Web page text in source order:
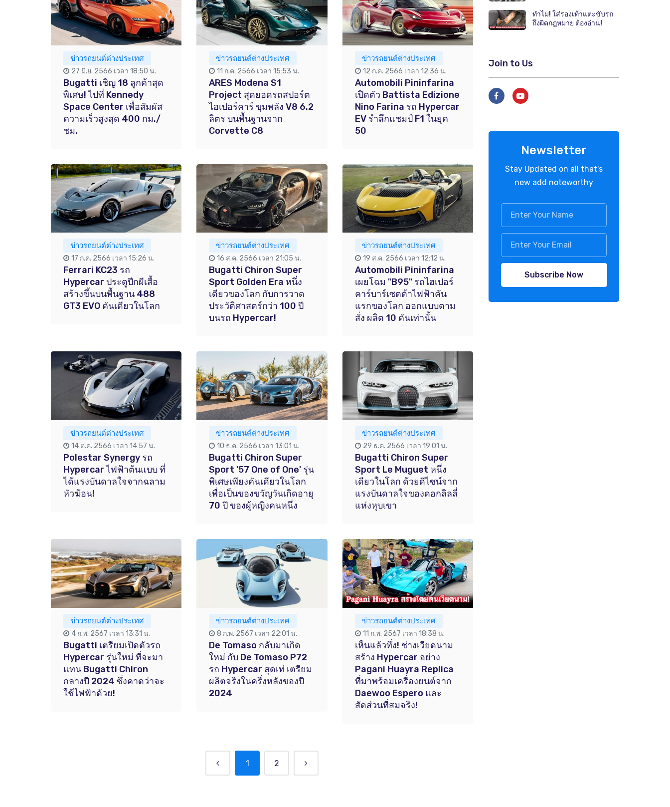
ข่าวรถยนต์ต่างประเทศ
27 มิ.ย. 2566 เวลา 18:50 น.
Bugatti เชิญ 18 ลูกค้าสุด
พิเศษ! ไปที่ Kennedy
Space Center เพื่อสัมผัส
ความเร็วสูงสุด 400 กม./
ชม.
ข่าวรถยนต์ต่างประเทศ
11 ก.ค. 2566 เวลา 15:53 น.
ARES Modena S1
Project สุดยอดรถสปอร์ต
ไฮเปอร์คาร์ ขุมพลัง V8 6.2
ลิตร บนพื้นฐานจาก
Corvette C8
ข่าวรถยนต์ต่างประเทศ
12 ก.ค. 2566 เวลา 12:36 น.
Automobili Pininfarina
เปิดตัว Battista Edizione
Nino Farina รถ Hypercar
EV รำลึกแชมป์ F1 ในยุค
50
ข่าวรถยนต์ต่างประเทศ
17 ก.ค. 2566 เวลา 15:26 น.
Ferrari KC23 รถ
Hypercar ประตูปีกผีเสื้อ
สร้างขึ้นบนพื้นฐาน 488
GT3 EVO คันเดียวในโลก
ข่าวรถยนต์ต่างประเทศ
16 ส.ค. 2566 เวลา 21:05 น.
Bugatti Chiron Super
Sport Golden Era หนึ่ง
เดียวของโลก กับการวาด
ประวัติศาสตร์กว่า 100 ปี
บนรถ Hypercar!
ข่าวรถยนต์ต่างประเทศ
19 ส.ค. 2566 เวลา 12:12 น.
Automobili Pininfarina
เผยโฉม "B95" รถไฮเปอร์
คาร์บาร์เซตต้าไฟฟ้าคัน
แรกของโลก ออกแบบตาม
สั่ง ผลิต 10 คันเท่านั้น
ข่าวรถยนต์ต่างประเทศ
14 ต.ค. 2566 เวลา 14:57 น.
Polestar Synergy รถ
Hypercar ไฟฟ้าต้นแบบ ที่
ได้แรงบันดาลใจจากฉลาม
หัวฆ้อน!
ข่าวรถยนต์ต่างประเทศ
10 ธ.ค. 2566 เวลา 13:01 น.
Bugatti Chiron Super
Sport '57 One of One' รุ่น
พิเศษเพียงคันเดียวในโลก
เพื่อเป็นของขวัญวันเกิดอายุ
70 ปี ของผู้หญิงคนหนึ่ง
ข่าวรถยนต์ต่างประเทศ
29 ธ.ค. 2566 เวลา 19:01 น.
Bugatti Chiron Super
Sport Le Muguet หนึ่ง
เดียวในโลก ด้วยดีไซน์จาก
แรงบันดาลใจของดอกลิลลี่
แห่งหุบเขา
ข่าวรถยนต์ต่างประเทศ
4 ก.พ. 2567 เวลา 13:31 น.
Bugatti เตรียมเปิดตัวรถ
Hypercar รุ่นใหม่ ที่จะมา
แทน Bugatti Chiron
กลางปี 2024 ซึ่งคาดว่าจะ
ใช้ไฟฟ้าด้วย!
ข่าวรถยนต์ต่างประเทศ
8 ก.พ. 2567 เวลา 22:01 น.
De Tomaso กลับมาเกิด
ใหม่ กับ De Tomaso P72
รถ Hypercar สุดเท่ เตรียม
ผลิตจริงในครึ่งหลังของปี
2024
ข่าวรถยนต์ต่างประเทศ
11 ก.พ. 2567 เวลา 18:38 น.
เห็นแล้วทึ่ง! ช่างเวียดนาม
สร้าง Hypercar อย่าง
Pagani Huayra Replica
ที่มาพร้อมเครื่องยนต์จาก
Daewoo Espero และ
สัดส่วนที่สมจริง!
1 2
ทำไม! ใส่รองเท้าแตะขับรถ
ถึงผิดกฎหมาย ต้องอ่าน!
Join to Us
Newsletter
Stay Updated on all that's
new add noteworthy
Subscribe Now